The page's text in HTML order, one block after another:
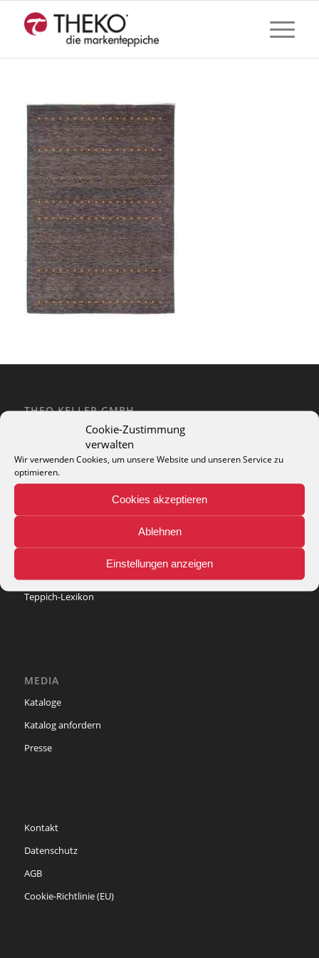
Cookie-Zustimmung
verwalten
Wir verwenden Cookies, um unsere Website und unseren Service zu
optimieren.
Cookies akzeptieren
Ablehnen
Einstellungen anzeigen
THEO KELLER GMBH
Lohackerstr. 30
44867 Bochum
phone: + 49 (2327) 3083 - 20
e-mail:info@theko-collection.com
INFO
Teppich-Lexikon
MEDIA
Kataloge
Katalog anfordern
Presse
Kontakt
Datenschutz
AGB
Cookie-Richtlinie (EU)